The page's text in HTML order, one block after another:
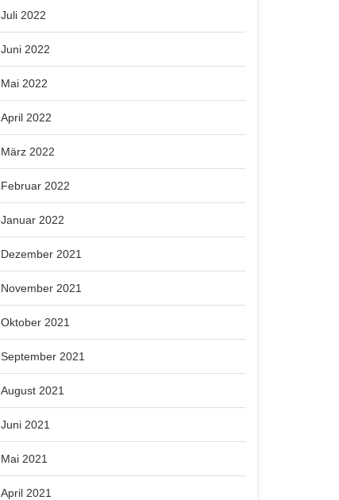
Juli 2022
Juni 2022
Mai 2022
April 2022
März 2022
Februar 2022
Januar 2022
Dezember 2021
November 2021
Oktober 2021
September 2021
August 2021
Juni 2021
Mai 2021
April 2021